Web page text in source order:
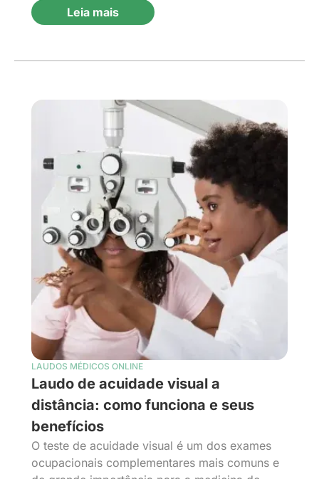
Leia mais
LAUDOS MÉDICOS ONLINE
Laudo de acuidade visual a
distância: como funciona e seus
benefícios
O teste de acuidade visual é um dos exames
ocupacionais complementares mais comuns e